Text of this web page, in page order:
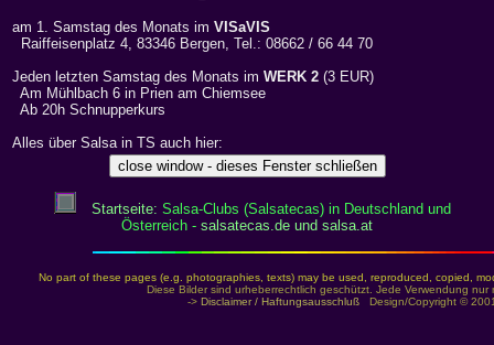
am 1. Samstag des Monats im VISaVIS
Raiffeisenplatz 4, 83346 Bergen, Tel.: 08662 / 66 44 70
Jeden letzten Samstag des Monats im WERK 2 (3 EUR)
Am Mühlbach 6 in Prien am Chiemsee
Ab 20h Schnupperkurs
Alles über Salsa in TS auch hier:
Startseite: Salsa-Clubs (Salsatecas) in Deutschland und
Österreich - salsatecas.de und salsa.at
No part of these pages (e.g. photographies, texts) may be used, reproduced, copied,
Diese Bilder sind urheberrechtlich geschützt. Jede Verwendung
-> Disclaimer / HaftungsausschlußDesign/Copyright ©